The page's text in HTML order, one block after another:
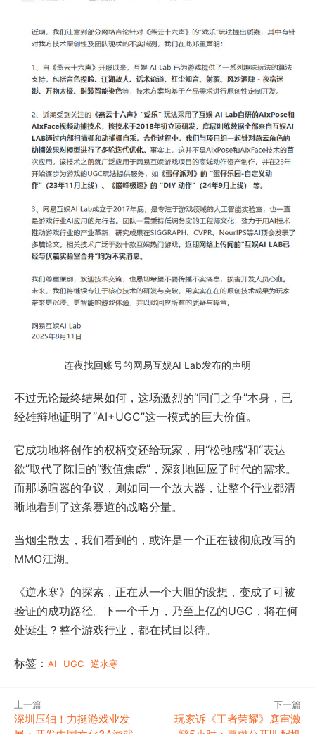
连夜找回账号的网易互娱AI Lab发布的声明
不过无论最终结果如何，这场激烈的“同门之争”本身，已
经雄辩地证明了“AI+UGC”这一模式的巨大价值。
它成功地将创作的权柄交还给玩家，用“松弛感”和“表达
欲”取代了陈旧的“数值焦虑”，深刻地回应了时代的需求。
而那场喧嚣的争议，则如同一个放大器，让整个行业都清
晰地看到了这条赛道的战略分量。
当烟尘散去，我们看到的，或许是一个正在被彻底改写的
MMO江湖。
《逆水寒》的探索，正在从一个大胆的设想，变成了可被
验证的成功路径。下一个千万，乃至上亿的UGC，将在何
处诞生？整个游戏行业，都在拭目以待。
标签： AI UGC 逆水寒
上一篇
深圳压轴！力挺游戏业发
下一篇
玩家诉《王者荣耀》庭审激